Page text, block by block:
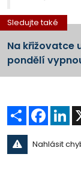
Sledujte také
Na křižovatce
pondělí
Sdílet
Nahlásit